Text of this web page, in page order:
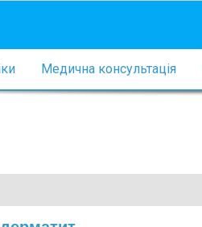
Медична консультація